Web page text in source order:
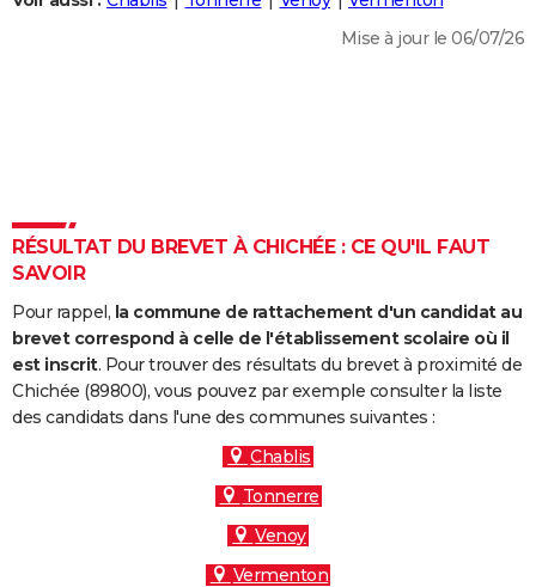
DICTIONNAIRE
Dictionnaire
Biographies
Citations
Expressions
Proverbes
PROGRAMME TV
COPAINS D'AVANT
S'inscrire
Se connecter
Lycées
Collèges
Primaires
Universités
Entreprises
Service militaire
Avis de recherche
AVIS DE DÉCÈS
FORUM
Mise à jour le 06/07/26
RÉSULTAT DU BREVET À CHICHÉE : CE QU'IL FAUT
SAVOIR
Pour rappel, la commune de rattachement d'un candidat au
brevet correspond à celle de l'établissement scolaire où il
est inscrit. Pour trouver des résultats du brevet à proximité de
Chichée (89800), vous pouvez par exemple consulter la liste
des candidats dans l'une des communes suivantes :
Chablis
Tonnerre
Venoy
Vermenton